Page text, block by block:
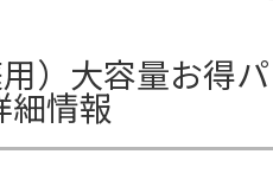
）大容量お得
細情報